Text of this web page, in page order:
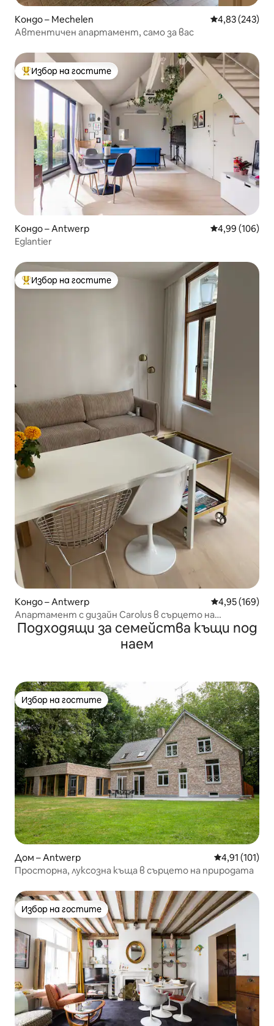
Кондо – Mechelen Средна
4,83 (243)
Автентичен апартамент, само за вас
Най-популярен избор на гостите
Избор на гостите
Кондо – Antwerp Средна
4,99 (106)
Eglantier
Най-популярен избор на гостите
Избор на гостите
Кондо – Antwerp Средна
4,95 (169)
Апартамент с дизайн Carolus в сърцето на
Антверпен
Подходящи за семейства къщи под
наем
Избор на гостите
Избор на гостите
Дом – Antwerp Средна
4,91 (101)
Просторна, луксозна къща в сърцето на природата
Избор на гостите
Избор на гостите